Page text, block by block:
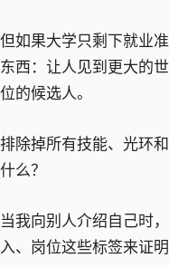
但如果大学只剩下就业
东西：让人见到更大的
位的候选人。
排除掉所有技能、光环
什么？
当我向别人介绍自己时
入、岗位这些标签来证明